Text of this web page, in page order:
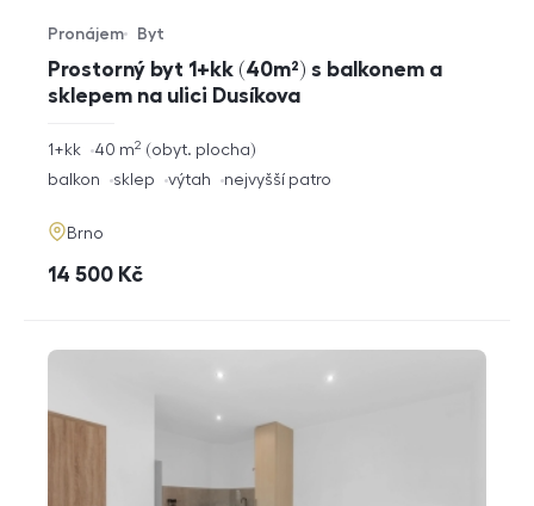
Prostorný byt 1+kk (40m²) s balkonem a
sklepem na ulici Dusíkova
Typ nabídky
Pronájem
Typ nemovitosti
Byt
rozměry
1+kk obyt. plocha
40 m2
funkce
balkon sklep výtah nejvyšší patro
adresa
Brno
cena
14 500 Kč